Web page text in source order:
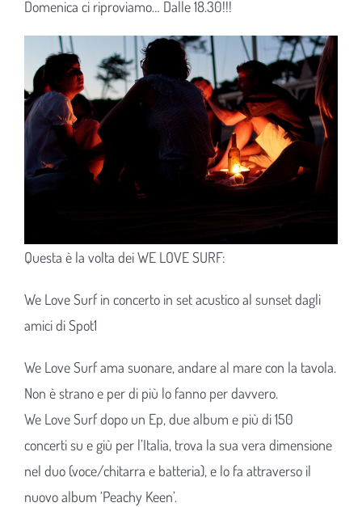
Domenica ci riproviamo… Dalle 18.30!!!
Questa è la volta dei WE LOVE SURF:
We Love Surf in concerto in set acustico al sunset dagli
amici di Spot1
We Love Surf ama suonare, andare al mare con la tavola.
Non è strano e per di più lo fanno per davvero.
We Love Surf dopo un Ep, due album e più di 150
concerti su e giù per l’Italia, trova la sua vera dimensione
nel duo (voce/chitarra e batteria), e lo fa attraverso il
nuovo album ‘Peachy Keen’.